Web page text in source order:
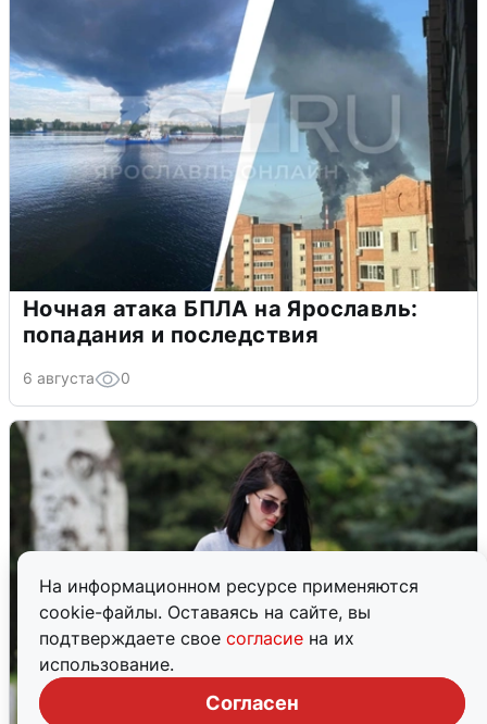
На информационном ресурсе применяются
cookie-файлы. Оставаясь на сайте, вы
подтверждаете свое согласие на их
использование.
Согласен
Ночная атака БПЛА на Ярославль:
попадания и последствия
6 августа 0